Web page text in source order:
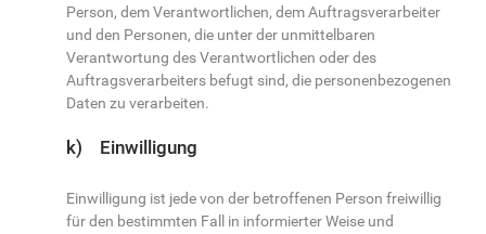
Person, dem Verantwortlichen, dem Auftragsverarbeiter
und den Personen, die unter der unmittelbaren
Verantwortung des Verantwortlichen oder des
Auftragsverarbeiters befugt sind, die personenbezogenen
Daten zu verarbeiten.
k) Einwilligung
Einwilligung ist jede von der betroffenen Person freiwillig
für den bestimmten Fall in informierter Weise und